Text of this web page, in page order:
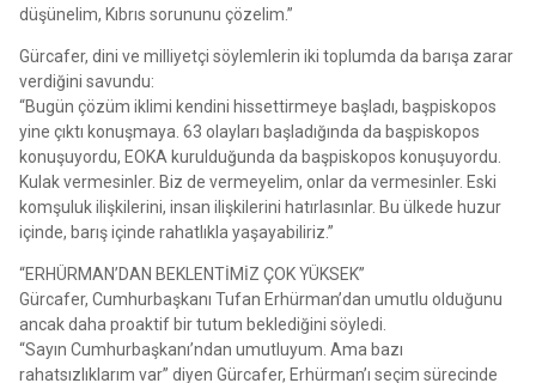
düşünelim, Kıbrıs sorununu çözelim.”
Gürcafer, dini ve milliyetçi söylemlerin iki toplumda da barışa zarar
verdiğini savundu:
“Bugün çözüm iklimi kendini hissettirmeye başladı, başpiskopos
yine çıktı konuşmaya. 63 olayları başladığında da başpiskopos
konuşuyordu, EOKA kurulduğunda da başpiskopos konuşuyordu.
Kulak vermesinler. Biz de vermeyelim, onlar da vermesinler. Eski
komşuluk ilişkilerini, insan ilişkilerini hatırlasınlar. Bu ülkede huzur
içinde, barış içinde rahatlıkla yaşayabiliriz.”
“ERHÜRMAN’DAN BEKLENTİMİZ ÇOK YÜKSEK”
Gürcafer, Cumhurbaşkanı Tufan Erhürman’dan umutlu olduğunu
ancak daha proaktif bir tutum beklediğini söyledi.
“Sayın Cumhurbaşkanı’ndan umutluyum. Ama bazı
rahatsızlıklarım var” diyen Gürcafer, Erhürman’ı seçim sürecinde